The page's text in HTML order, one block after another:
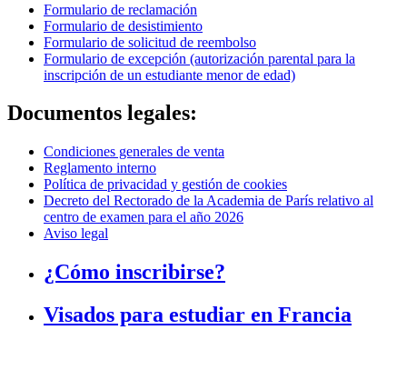
Formulario de reclamación
Formulario de desistimiento
Formulario de solicitud de reembolso
Formulario de excepción (autorización parental para la
inscripción de un estudiante menor de edad)
Documentos legales:
Condiciones generales de venta
Reglamento interno
Política de privacidad y gestión de cookies
Decreto del Rectorado de la Academia de París relativo al
centro de examen para el año 2026
Aviso legal
¿Cómo inscribirse?
Visados para estudiar en Francia